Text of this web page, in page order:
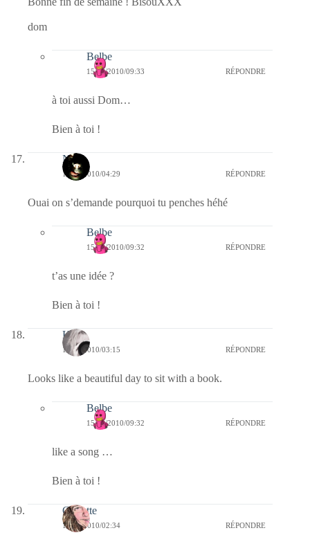
dom
Belbe
15/10/2010/09:33 RÉPONDRE
à toi aussi Dom…
Bien à toi !
Nova
15/10/2010/04:29 RÉPONDRE
Ouai on s’demande pourquoi tu penches héhé
Belbe
15/10/2010/09:32 RÉPONDRE
t’as une idée ?
Bien à toi !
Kala
15/10/2010/03:15 RÉPONDRE
Looks like a beautiful day to sit with a book.
Belbe
15/10/2010/09:32 RÉPONDRE
like a song …
Bien à toi !
Crikette
15/10/2010/02:34 RÉPONDRE